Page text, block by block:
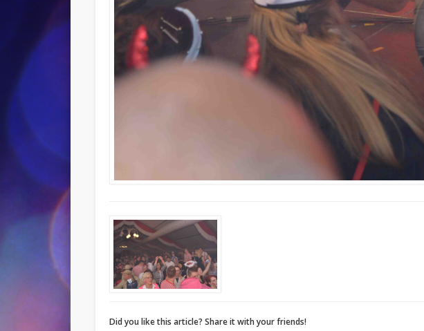
Did you like this article? Share it with your friends!